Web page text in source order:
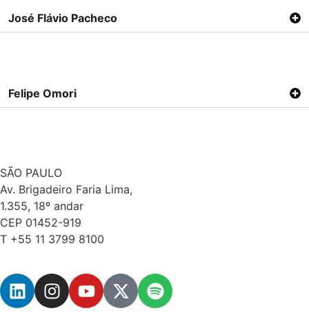
José Flávio Pacheco
Felipe Omori
SÃO PAULO
Av. Brigadeiro Faria Lima,
1.355, 18º andar
CEP 01452-919
T +55 11 3799 8100